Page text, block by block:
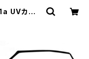
UVカット
通販